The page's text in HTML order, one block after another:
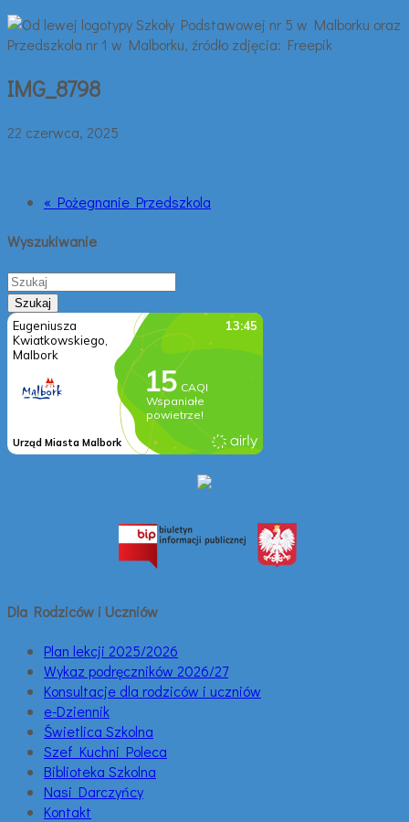
IMG_8798
22 czerwca, 2025
« Pożegnanie Przedszkola
Wyszukiwanie
Dla Rodziców i Uczniów
Plan lekcji 2025/2026
Wykaz podręczników 2026/27
Konsultacje dla rodziców i uczniów
e-Dziennik
Świetlica Szkolna
Szef Kuchni Poleca
Biblioteka Szkolna
Nasi Darczyńcy
Kontakt